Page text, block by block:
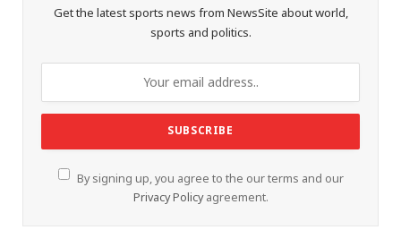
Get the latest sports news from NewsSite about world,
sports and politics.
By signing up, you agree to the our terms and our
Privacy Policyagreement.